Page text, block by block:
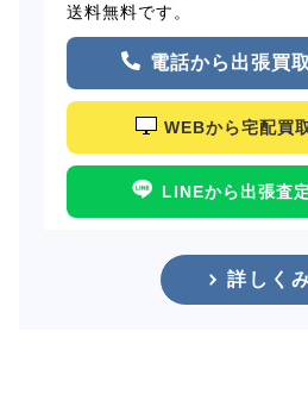
送料無料です。
電話から出張買
WEBから宅配買
LINEから出張査
詳しく